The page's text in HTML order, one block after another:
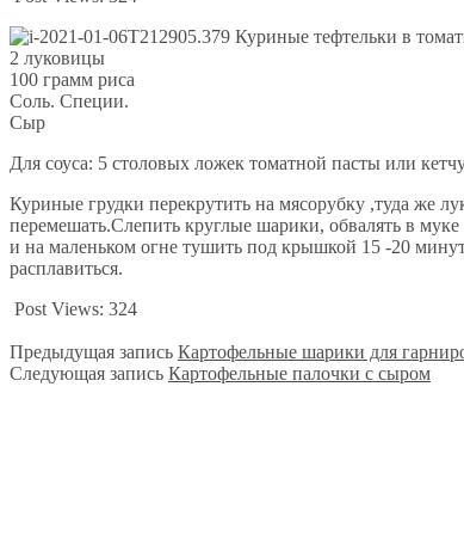
2 луковицы
100 грамм риса
Соль. Специи.
Сыр
Для соуса: 5 столовых ложек томатной пасты или
Куриные грудки перекрутить на мясорубку ,туда же
перемешать.Слепить круглые шарики, обвалять в
и на маленьком огне тушить под крышкой 15 -20
расплавиться.
Post Views: 324
Предыдущая запись Картофельные шарики для
Следующая запись Картофельные палочки с сыром